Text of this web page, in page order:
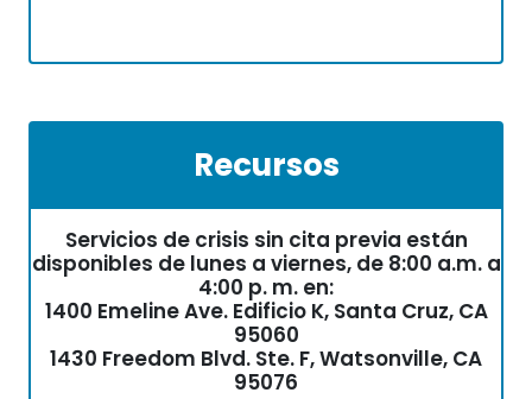
Recursos
Servicios de crisis sin cita previa están
disponibles de lunes a viernes, de 8:00 a.m. a
4:00 p. m. en:
1400 Emeline Ave. Edificio K, Santa Cruz, CA
95060
1430 Freedom Blvd. Ste. F, Watsonville, CA
95076